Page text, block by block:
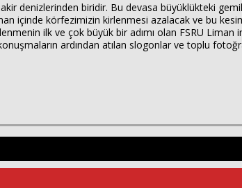
denizlerinden biridir. Bu devasa büyüklükteki
içinde körfezimizin kirlenmesi azalacak ve bu
ilk ve çok büyük bir adımı olan FSRU
ardından atılan slogonlar ve toplu